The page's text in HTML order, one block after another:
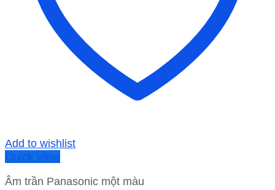
Add to wishlist
Quick View
Âm trần Panasonic một màu